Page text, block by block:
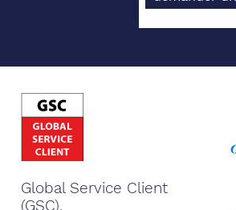
Global Service Client
(GSC).